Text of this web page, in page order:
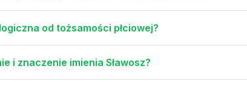
od tożsamości płciowej?
i znaczenie imienia Sławosz?